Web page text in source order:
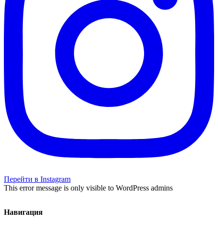
Перейти в Instagram
This error message is only visible to WordPress admins
Навигация